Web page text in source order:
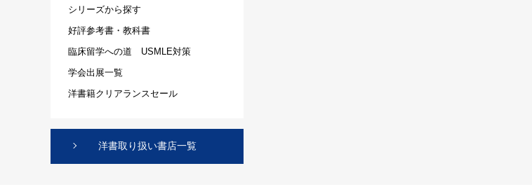
シリーズから探す
好評参考書・教科書
臨床留学への道 USMLE対策
学会出展一覧
洋書籍クリアランスセール
洋書取り扱い書店一覧